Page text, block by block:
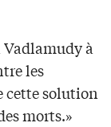
Vadlamudy à
les
cette solution
morts.»